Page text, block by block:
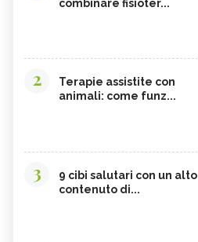
combinare fisioter...
2
Terapie assistite con
animali: come funz...
3
9 cibi salutari con un alto
contenuto di...